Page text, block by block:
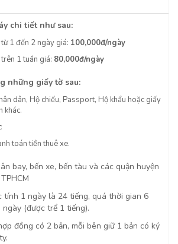
chi tiết như sau:
1 đến 2 ngày giá: 100,000đ/ngày
1 tuần giá: 80,000đ/ngày
những giấy tờ sau:
dân, Hộ chiếu, Passport, Hộ khẩu hoặc giấy
khác.
toán tiền thuê xe.
bay, bến xe, bến tàu và các quận huyện
tính 1 ngày là 24 tiếng, quá thời gian 6
(được trể 1 tiếng).
đồng có 2 bản, mỗi bên giữ 1 bản có ký